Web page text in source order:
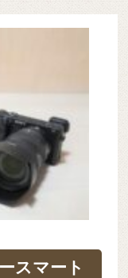
スマート